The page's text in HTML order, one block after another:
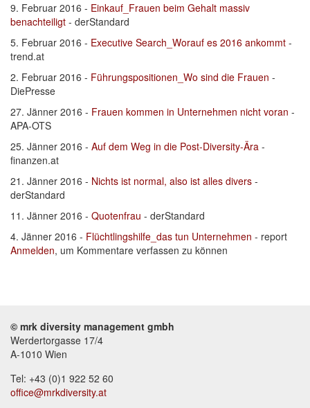
9. Februar 2016 - Einkauf_Frauen beim Gehalt massiv
benachteiligt - derStandard
5. Februar 2016 - Executive Search_Worauf es 2016 ankommt -
trend.at
2. Februar 2016 - Führungspositionen_Wo sind die Frauen -
DiePresse
27. Jänner 2016 - Frauen kommen in Unternehmen nicht voran -
APA-OTS
25. Jänner 2016 - Auf dem Weg in die Post-Diversity-Ära -
finanzen.at
21. Jänner 2016 - Nichts ist normal, also ist alles divers -
derStandard
11. Jänner 2016 - Quotenfrau - derStandard
4. Jänner 2016 - Flüchtlingshilfe_das tun Unternehmen - report
Anmelden, um Kommentare verfassen zu können
© mrk diversity management gmbh
Werdertorgasse 17/4
A-1010 Wien
Tel: +43 (0)1 922 52 60
office@mrkdiversity.at